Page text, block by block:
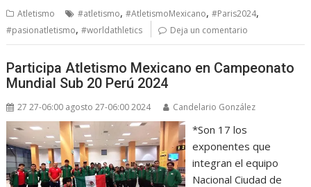
Atletismo #atletismo,#AtletismoMexicano,#Paris2024,
#pasionatletismo,#worldathletics Deja un comentario
Participa Atletismo Mexicano en Campeonato
Mundial Sub 20 Perú 2024
27 27-06:00 agosto 27-06:00 2024 Candelario González
*Son 17 los
exponentes que
integran el equipo
Nacional Ciudad de